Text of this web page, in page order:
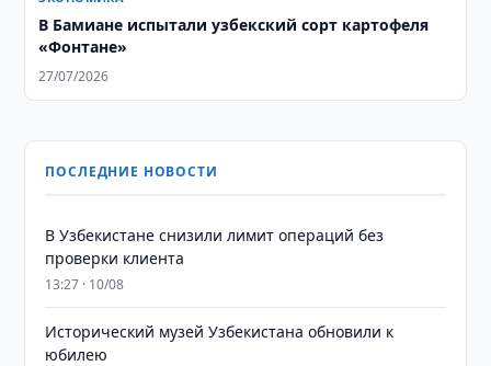
В Бамиане испытали узбекский сорт картофеля
«Фонтане»
27/07/2026
ПОСЛЕДНИЕ НОВОСТИ
В Узбекистане снизили лимит операций без
проверки клиента
13:27 · 10/08
Исторический музей Узбекистана обновили к
юбилею